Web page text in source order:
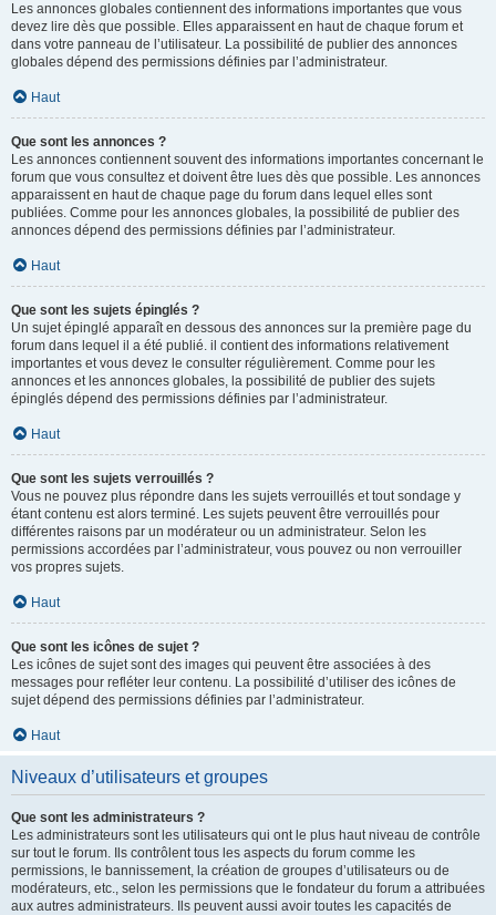
Les annonces globales contiennent des informations importantes que vous
devez lire dès que possible. Elles apparaissent en haut de chaque forum et
dans votre panneau de l’utilisateur. La possibilité de publier des annonces
globales dépend des permissions définies par l’administrateur.
Haut
Que sont les annonces ?
Les annonces contiennent souvent des informations importantes concernant le
forum que vous consultez et doivent être lues dès que possible. Les annonces
apparaissent en haut de chaque page du forum dans lequel elles sont
publiées. Comme pour les annonces globales, la possibilité de publier des
annonces dépend des permissions définies par l’administrateur.
Haut
Que sont les sujets épinglés ?
Un sujet épinglé apparaît en dessous des annonces sur la première page du
forum dans lequel il a été publié. il contient des informations relativement
importantes et vous devez le consulter régulièrement. Comme pour les
annonces et les annonces globales, la possibilité de publier des sujets
épinglés dépend des permissions définies par l’administrateur.
Haut
Que sont les sujets verrouillés ?
Vous ne pouvez plus répondre dans les sujets verrouillés et tout sondage y
étant contenu est alors terminé. Les sujets peuvent être verrouillés pour
différentes raisons par un modérateur ou un administrateur. Selon les
permissions accordées par l’administrateur, vous pouvez ou non verrouiller
vos propres sujets.
Haut
Que sont les icônes de sujet ?
Les icônes de sujet sont des images qui peuvent être associées à des
messages pour refléter leur contenu. La possibilité d’utiliser des icônes de
sujet dépend des permissions définies par l’administrateur.
Haut
Niveaux d’utilisateurs et groupes
Que sont les administrateurs ?
Les administrateurs sont les utilisateurs qui ont le plus haut niveau de contrôle
sur tout le forum. Ils contrôlent tous les aspects du forum comme les
permissions, le bannissement, la création de groupes d’utilisateurs ou de
modérateurs, etc., selon les permissions que le fondateur du forum a attribuées
aux autres administrateurs. Ils peuvent aussi avoir toutes les capacités de